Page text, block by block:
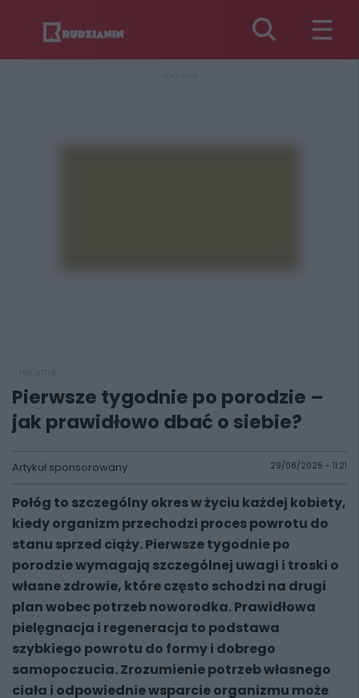
Pierwsze tygodnie po porodzie –
jak prawidłowo dbać o siebie?
Artykuł sponsorowany 29/08/2025 - 11:21
Połóg to szczególny okres w życiu każdej kobiety,
kiedy organizm przechodzi proces powrotu do
stanu sprzed ciąży. Pierwsze tygodnie po
porodzie wymagają szczególnej uwagi i troski o
własne zdrowie, które często schodzi na drugi
plan wobec potrzeb noworodka. Prawidłowa
pielęgnacja i regeneracja to podstawa
szybkiego powrotu do formy i dobrego
samopoczucia. Zrozumienie potrzeb własnego
ciała i odpowiednie wsparcie organizmu może